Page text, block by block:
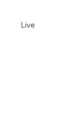
Live